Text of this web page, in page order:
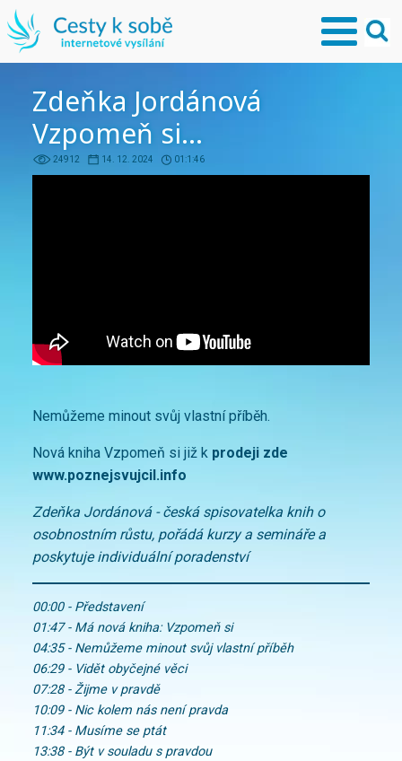
Zdeňka Jordánová
Vzpomeň si...
24912 14. 12. 2024 01:1:46
Nemůžeme minout svůj vlastní příběh.
Nová kniha Vzpomeň si již k prodeji zde
www.poznejsvujcil.info
Zdeňka Jordánová - česká spisovatelka knih o
osobnostním růstu, pořádá kurzy a semináře a
poskytuje individuální poradenství
00:00 - Představení
01:47 - Má nová kniha: Vzpomeň si
04:35 - Nemůžeme minout svůj vlastní příběh
06:29 - Vidět obyčejné věci
07:28 - Žijme v pravdě
10:09 - Nic kolem nás není pravda
11:34 - Musíme se ptát
13:38 - Být v souladu s pravdou